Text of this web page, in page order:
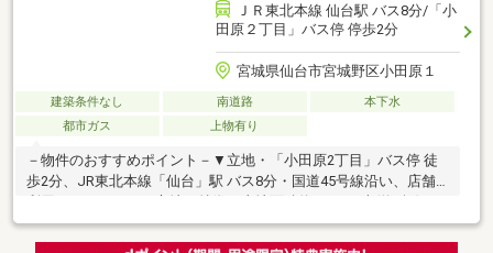
ＪＲ東北本線 仙台駅 バス8分/「小
田原２丁目」バス停 停歩2分
宮城県仙台市宮城野区小田原１
建築条件なし 南道路
本下水
都市ガス
上物有り
－物件のおすすめポイント－▼立地・「小田原2丁目」バス停 徒
歩2分、JR東北本線「仙台」駅 バス8分・国道45号線沿い、店舗
前面道路は南側幅員約22.1m(公道)・お好きなハウスメーカー・工
務店で建築可能・建ぺい率80%・容積率400%▼周辺環境・スーパ